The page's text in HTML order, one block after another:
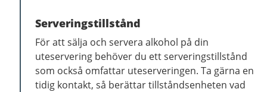
Serveringstillstånd
För att sälja och servera alkohol på din
uteservering behöver du ett serveringstillstånd
som också omfattar uteserveringen. Ta gärna en
tidig kontakt, så berättar tillståndsenheten vad